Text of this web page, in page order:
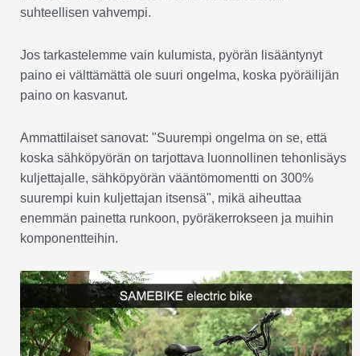
suhteellisen vahvempi.
Jos tarkastelemme vain kulumista, pyörän lisääntynyt
paino ei välttämättä ole suuri ongelma, koska pyöräilijän
paino on kasvanut.
Ammattilaiset sanovat: "Suurempi ongelma on se, että
koska sähköpyörän on tarjottava luonnollinen tehonlisäys
kuljettajalle, sähköpyörän vääntömomentti on 300%
suurempi kuin kuljettajan itsensä", mikä aiheuttaa
enemmän painetta runkoon, pyöräkerrokseen ja muihin
komponentteihin.